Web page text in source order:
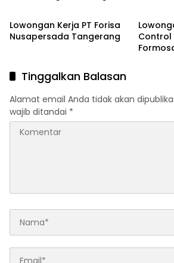
Lowongan Kerja PT Forisa
Nusapersada Tangerang
Control
Tinggalkan Balasan
Alamat email Anda tidak akan
wajib ditandai *